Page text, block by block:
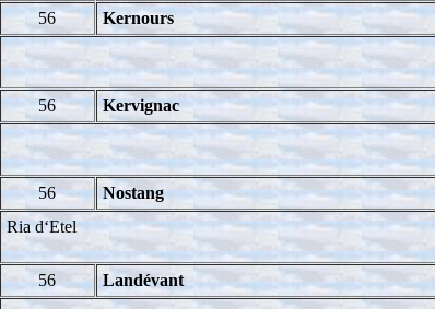
56 Kernours
56 Kervignac
56 Nostang
Ria d‘Etel
56 Landévant